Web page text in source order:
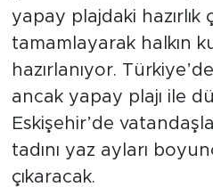
yapay plajdaki hazırlık
tamamlayarak halkın
hazırlanıyor.
ancak yapay plajı ile
Eskişehir’de
tadını yaz ayları
çıkaracak.